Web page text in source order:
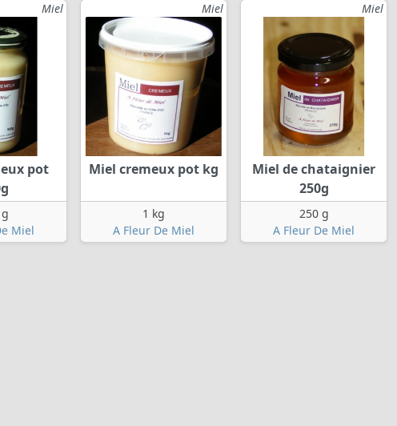
Miel
pot
Miel
Miel
Miel cremeux pot kg
1 kg
A Fleur De Miel
Miel
Miel de chataignier
250g
250 g
A Fleur De Miel